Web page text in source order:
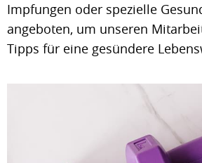
Impfungen oder spezielle
angeboten, um unseren
Tipps für eine gesündere